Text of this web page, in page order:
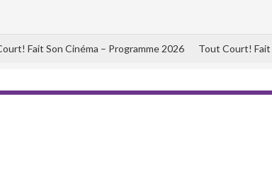
Fait Son Cinéma – Programme 2026 Tout Court! Fait